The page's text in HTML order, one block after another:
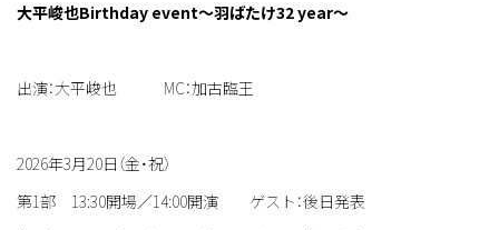
大平峻也Birthday event～羽ばたけ32 year～
出演：大平峻也 MC：加古臨王
2026年3月20日（金・祝）
第1部 13:30開場／14:00開演 ゲスト：後日発表